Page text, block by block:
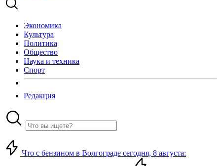
Экономика
Культура
Политика
Общество
Наука и техника
Спорт
Редакция
Что с бензином в Волгограде сегодня, 8 августа: